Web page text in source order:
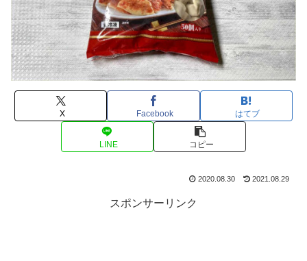
X Facebook はてブ
LINE コピー
2020.08.30 2021.08.29
スポンサーリンク